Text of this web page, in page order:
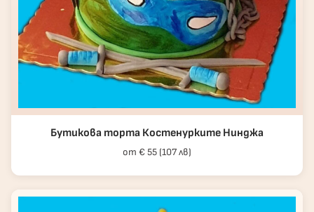
Бутикова торта Костенурките Нинджа
от € 55 (107 лв)